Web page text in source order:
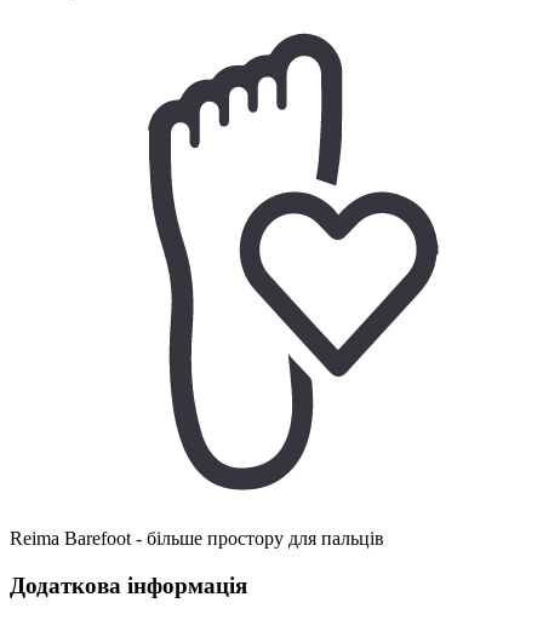
Reima Barefoot - більше простору для пальців
Додаткова інформація